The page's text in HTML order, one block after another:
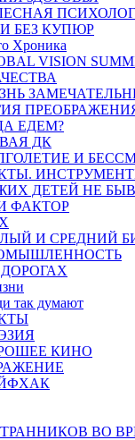
БЕЗ КУПЮР
Хроника
VISION
ЕДЕМ?
ДК
И
ДЕТЕЙ НЕ
ФАКТОР
И СРЕДНИЙ
так думают
КИНО
ВО